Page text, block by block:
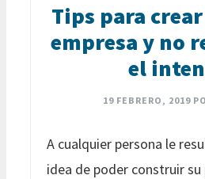
Tips para
empresa y no
el
19 FEBRERO, 2019
A cualquier persona le
idea de poder construir